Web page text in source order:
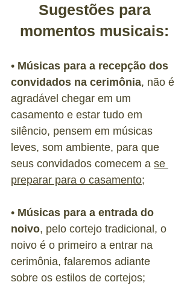
Sugestões para
momentos musicais:
• Músicas para a recepção dos
convidados na cerimônia, não é
agradável chegar em um
casamento e estar tudo em
silêncio, pensem em músicas
leves, som ambiente, para que
seus convidados comecem a se
preparar para o casamento;
• Músicas para a entrada do
noivo, pelo cortejo tradicional, o
noivo é o primeiro a entrar na
cerimônia, falaremos adiante
sobre os estilos de cortejos;